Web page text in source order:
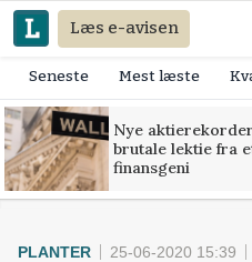
Læs e-avisen
Seneste Mest læste
Nye
brutale lektie fra
finansgeni
PLANTER 25-06-2020 15:39